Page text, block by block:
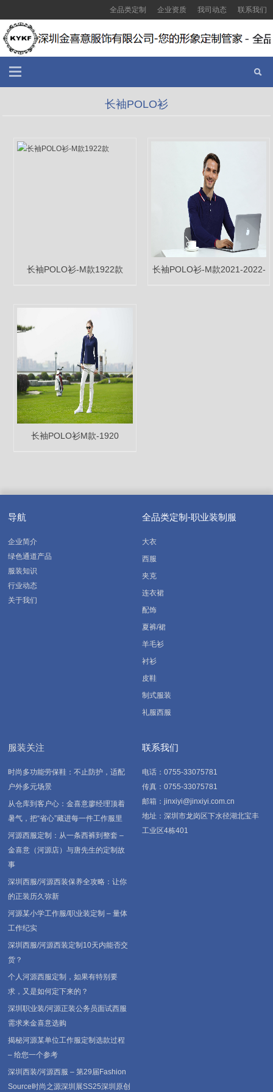
全品类定制 企业资质 我司动态 联系我们
长袖POLO衫
长袖POLO衫-M款1922款
长袖POLO衫-M款2021-2022-
长袖POLO衫M款-1920
导航
企业简介
绿色通道产品
服装知识
行业动态
关于我们
全品类定制-职业装制服
大衣
西服
夹克
连衣裙
配饰
夏裤/裙
羊毛衫
衬衫
皮鞋
制式服装
礼服西服
服装关注
时尚多功能劳保鞋：不止防护，适配
户外多元场景
从仓库到客户心：金喜意廖经理顶着
暑气，把“省心”藏进每一件工作服里
河源西服定制：从一条西裤到整套 –
金喜意（河源店）与唐先生的定制故
事
深圳西服/河源西装保养全攻略：让你
的正装历久弥新
河源某小学工作服/职业装定制 – 量体
工作纪实
深圳西服/河源西装定制10天内能否交
货？
个人河源西服定制，如果有特别要
求，又是如何定下来的？
深圳职业装/河源正装公务员面试西服
需求来金喜意选购
揭秘河源某单位工作服定制选款过程
– 给您一个参考
深圳西装/河源西服 – 第29届Fashion
Source时尚之源深圳展SS25深圳原创
联系我们
电话：0755-33075781
传真：0755-33075781
邮箱：jinxiyi@jinxiyi.com.cn
地址：深圳市龙岗区下水径湖北宝丰
工业区4栋401